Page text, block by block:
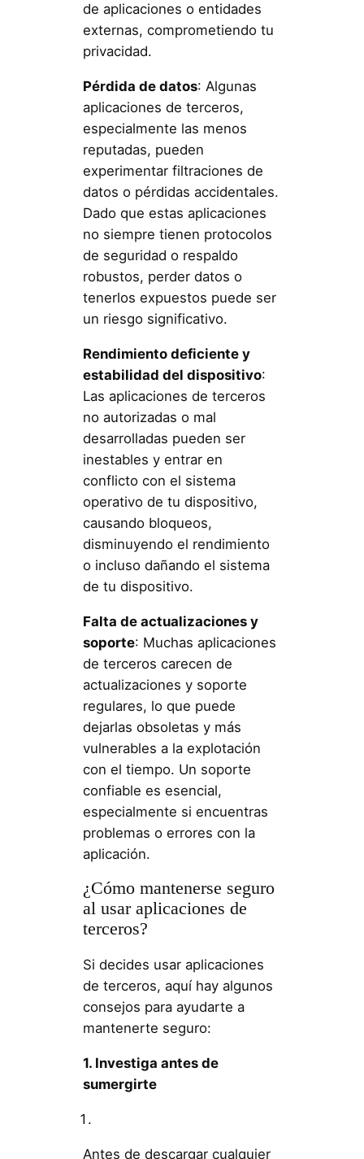
de aplicaciones o entidades
externas, comprometiendo tu
privacidad.
Pérdida de datos: Algunas
aplicaciones de terceros,
especialmente las menos
reputadas, pueden
experimentar filtraciones de
datos o pérdidas accidentales.
Dado que estas aplicaciones
no siempre tienen protocolos
de seguridad o respaldo
robustos, perder datos o
tenerlos expuestos puede ser
un riesgo significativo.
Rendimiento deficiente y
estabilidad del dispositivo:
Las aplicaciones de terceros
no autorizadas o mal
desarrolladas pueden ser
inestables y entrar en
conflicto con el sistema
operativo de tu dispositivo,
causando bloqueos,
disminuyendo el rendimiento
o incluso dañando el sistema
de tu dispositivo.
Falta de actualizaciones y
soporte: Muchas aplicaciones
de terceros carecen de
actualizaciones y soporte
regulares, lo que puede
dejarlas obsoletas y más
vulnerables a la explotación
con el tiempo. Un soporte
confiable es esencial,
especialmente si encuentras
problemas o errores con la
aplicación.
¿Cómo mantenerse seguro
al usar aplicaciones de
terceros?
Si decides usar aplicaciones
de terceros, aquí hay algunos
consejos para ayudarte a
mantenerte seguro:
1. Investiga antes de
sumergirte
Antes de descargar cualquier